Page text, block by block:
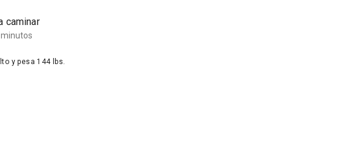
caminar
y pesa 144 lbs.